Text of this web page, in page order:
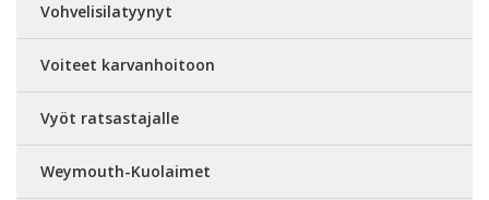
Vohvelisilatyynyt
Voiteet karvanhoitoon
Vyöt ratsastajalle
Weymouth-Kuolaimet